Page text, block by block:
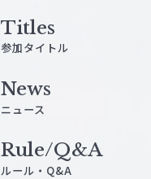
Titles
参加タイトル
News
ニュース
Rule/Q&A
ルール・Q&A